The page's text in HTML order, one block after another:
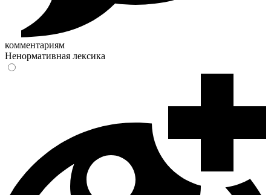
комментариям
Ненормативная лексика